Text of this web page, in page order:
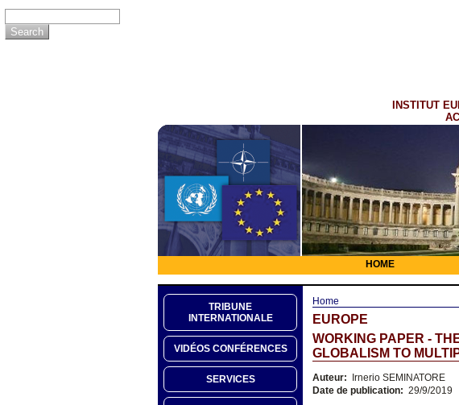
INSTITUT
HOME
TRIBUNE
INTERNATIONALE
VIDÉOS CONFÉRENCES
SERVICES
Home
EUROPE
WORKING PAPER -
GLOBALISM TO
Auteur: Irnerio SEMINATORE
Date de publication: 29/9/2019